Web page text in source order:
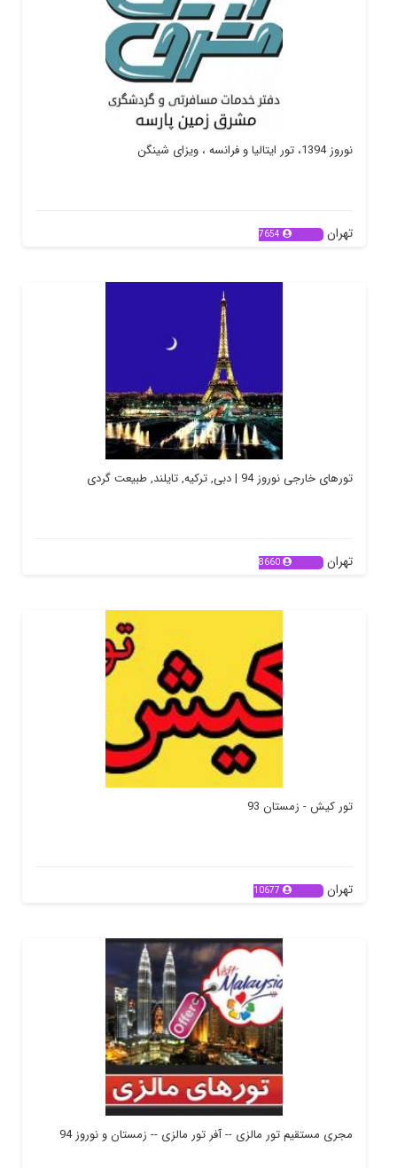
نوروز 1394، تور ایتالیا و فرانسه ، ویزای شینگن
تهران 7654
تورهای خارجی نوروز 94 | دبی, ترکیه, تایلند, طبیعت گردی
تهران 8660
تور کیش - زمستان 93
تهران 10677
مجری مستقیم تور مالزی -- آفر تور مالزی -- زمستان و نوروز 94